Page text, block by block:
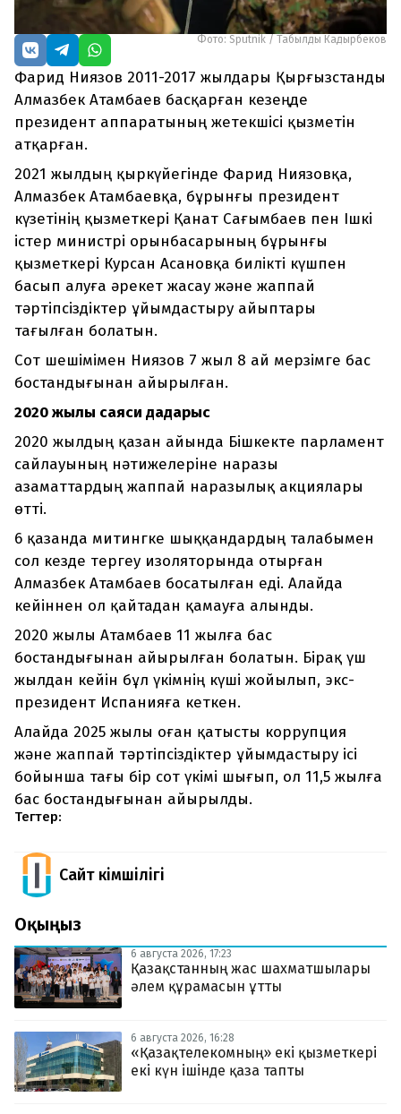
Фото: Sputnik / Табылды Кадырбеков
Фарид Ниязов 2011-2017 жылдары Қырғызстанды
Алмазбек Атамбаев басқарған кезеңде
президент аппаратының жетекшісі қызметін
атқарған.
2021 жылдың қыркүйегінде Фарид Ниязовқа,
Алмазбек Атамбаевқа, бұрынғы президент
күзетінің қызметкері Қанат Сағымбаев пен Ішкі
істер министрі орынбасарының бұрынғы
қызметкері Курсан Асановқа билікті күшпен
басып алуға әрекет жасау және жаппай
тәртіпсіздіктер ұйымдастыру айыптары
тағылған болатын.
Сот шешімімен Ниязов 7 жыл 8 ай мерзімге бас
бостандығынан айырылған.
2020 жылғы саяси дағдарыс
2020 жылдың қазан айында Бішкекте парламент
сайлауының нәтижелеріне наразы
азаматтардың жаппай наразылық акциялары
өтті.
6 қазанда митингке шыққандардың талабымен
сол кезде тергеу изоляторында отырған
Алмазбек Атамбаев босатылған еді. Алайда
кейіннен ол қайтадан қамауға алынды.
2020 жылы Атамбаев 11 жылға бас
бостандығынан айырылған болатын. Бірақ үш
жылдан кейін бұл үкімнің күші жойылып, экс-
президент Испанияға кеткен.
Алайда 2025 жылы оған қатысты коррупция
және жаппай тәртіпсіздіктер ұйымдастыру ісі
бойынша тағы бір сот үкімі шығып, ол 11,5 жылға
бас бостандығынан айырылды.
Тегтер:
Сайт Әкімшілігі
Оқыңыз
6 августа 2026, 17:23
Қазақстанның жас шахматшылары
әлем құрамасын ұтты
6 августа 2026, 16:28
«Қазақтелекомның» екі қызметкері
екі күн ішінде қаза тапты